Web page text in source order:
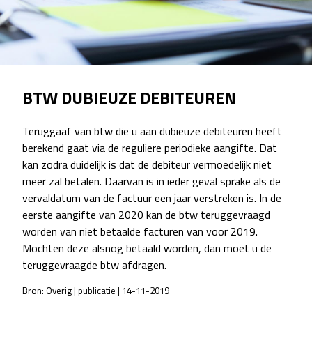
BTW DUBIEUZE DEBITEUREN
Teruggaaf van btw die u aan dubieuze debiteuren heeft
berekend gaat via de reguliere periodieke aangifte. Dat
kan zodra duidelijk is dat de debiteur vermoedelijk niet
meer zal betalen. Daarvan is in ieder geval sprake als de
vervaldatum van de factuur een jaar verstreken is. In de
eerste aangifte van 2020 kan de btw teruggevraagd
worden van niet betaalde facturen van voor 2019.
Mochten deze alsnog betaald worden, dan moet u de
teruggevraagde btw afdragen.
Bron: Overig | publicatie | 14-11-2019